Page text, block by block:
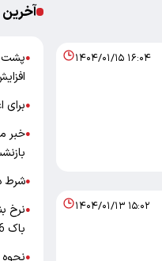
۱۴۰۴/۰۱/۱۵ ۱۶:۰۴
۱۴۰۴/۰۱/۱۳ ۱۵:۰۲
آخرین
●
●برای
●خبر
●شرط
●
باک 6 میلیون و 500 هزار تومان!
●